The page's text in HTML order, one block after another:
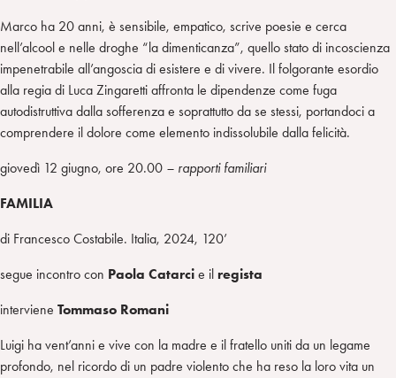
Marco ha 20 anni, è sensibile, empatico, scrive poesie e cerca
nell’alcool e nelle droghe “la dimenticanza”, quello stato di incoscienza
impenetrabile all’angoscia di esistere e di vivere. Il folgorante esordio
alla regia di Luca Zingaretti affronta le dipendenze come fuga
autodistruttiva dalla sofferenza e soprattutto da se stessi, portandoci a
comprendere il dolore come elemento indissolubile dalla felicità.
giovedì 12 giugno, ore 20.00 – rapporti familiari
FAMILIA
di Francesco Costabile. Italia, 2024, 120’
segue incontro con Paola Catarci e il regista
interviene Tommaso Romani
Luigi ha vent’anni e vive con la madre e il fratello uniti da un legame
profondo, nel ricordo di un padre violento che ha reso la loro vita un